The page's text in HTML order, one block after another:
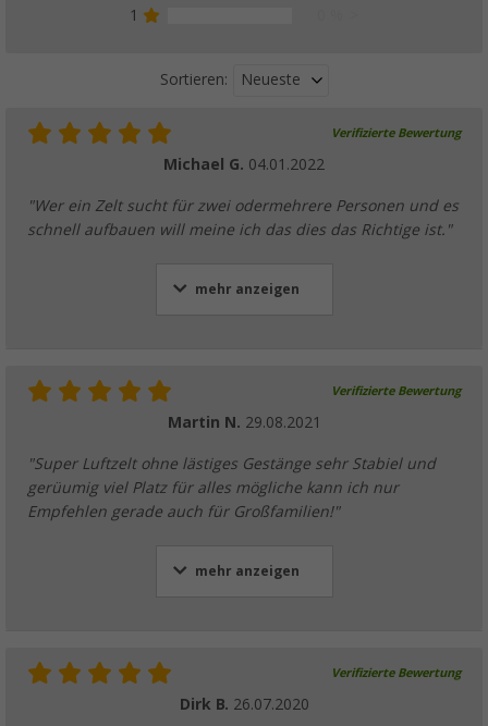
1
Sortieren: Neueste
Verifizierte Bewertung
Michael G. 04.01.2022
"Wer ein Zelt sucht für zwei odermehrere Personen und es
schnell aufbauen will meine ich das dies das Richtige ist."
mehr anzeigen
Verifizierte Bewertung
Martin N. 29.08.2021
"Super Luftzelt ohne lästiges Gestänge sehr Stabiel und
gerüumig viel Platz für alles mögliche kann ich nur
Empfehlen gerade auch für Großfamilien!"
mehr anzeigen
Verifizierte Bewertung
Dirk B. 26.07.2020